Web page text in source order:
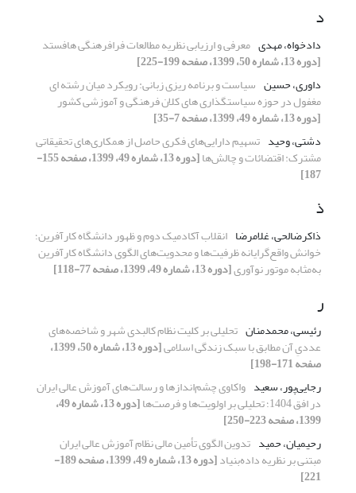
د
دادخواه، مهدی معرفی و ارزیابی نظریه مطالعات فرافرهنگی هافستد
[دوره 13، شماره 50، 1399، صفحه 199-225]
داوری، حسین سیاست و برنامه ریزی زبانی: رویکرد میان رشته ای
مغفول در حوزه سیاستگذاری های کلان فرهنگی و آموزشی کشور
[دوره 13، شماره 49، 1399، صفحه 7-35]
دشتی، وحید تسهیم دارایی‌های فکری حاصل از همکاری‌های تحقیقاتی
مشترک: اقتضائات و چالش‌ها [دوره 13، شماره 49، 1399، صفحه 155-
187]
ذ
ذاکرضالحی، غلامرضا انقلاب آکادمیک دوم و ظهور دانشگاه کارآفرین؛
خوانش واقع‌گرایانه ظرفیت‌ها و محدویت‌های الگوی دانشگاه کارآفرین
به‌مثابه موتور نوآوری[دوره 13، شماره 49، 1399، صفحه 77-118]
ر
رئیسی، محمدمنان تحلیلی بر کلیت نظام کالبدی شهر و شاخصه‌های
عددیِ آن مطابق با سبک زندگی اسلامی [دوره 13، شماره 50، 1399،
صفحه 171-198]
رجایی‌پور، سعید واکاوی چشم‌انداز‌ها و رسالت‌های آموزش عالی ایران
در افق 1404؛ تحلیلی بر اولویت‌ها و فرصت‌ها [دوره 13، شماره 49،
1399، صفحه 223-250]
رحیمیان، حمید تدوین الگوی تأمین مالی نظام آموزش عالی ایران
مبتنی بر نظریه داده‌بنیاد [دوره 13، شماره 49، 1399، صفحه 189-
221]